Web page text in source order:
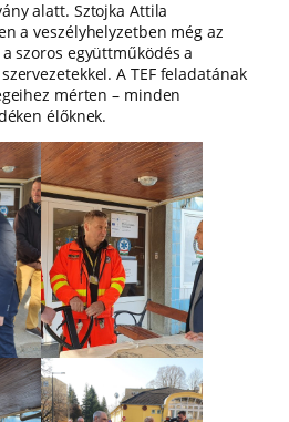
alatt. Sztojka Attila
a veszélyhelyzetben még az
szoros együttműködés a
A TEF feladatának
mérten – minden
élőknek.